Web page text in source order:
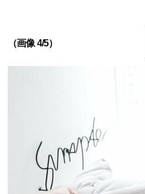
（画像 4/5）